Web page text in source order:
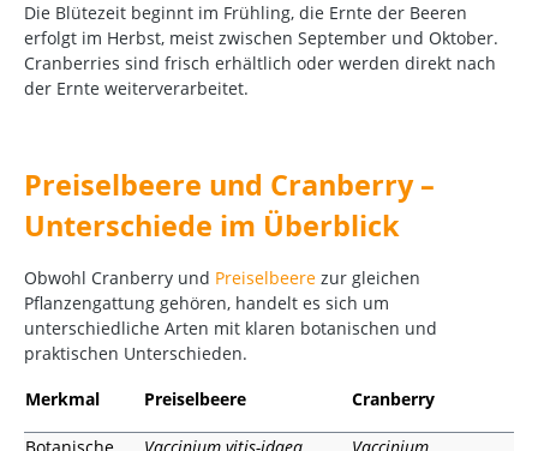
Die Blütezeit beginnt im Frühling, die Ernte der Beeren
erfolgt im Herbst, meist zwischen September und Oktober.
Cranberries sind frisch erhältlich oder werden direkt nach
der Ernte weiterverarbeitet.
Preiselbeere und Cranberry –
Unterschiede im Überblick
Obwohl Cranberry und Preiselbeere zur gleichen
Pflanzengattung gehören, handelt es sich um
unterschiedliche Arten mit klaren botanischen und
praktischen Unterschieden.
Merkmal
Preiselbeere Cranberry